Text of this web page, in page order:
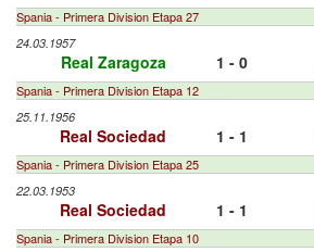
Spania - Primera Division Etapa 27
24.03.1957
Real Zaragoza 1 - 0
Spania - Primera Division Etapa 12
25.11.1956
Real Sociedad 1 - 1
Spania - Primera Division Etapa 25
22.03.1953
Real Sociedad 1 - 1
Spania - Primera Division Etapa 10